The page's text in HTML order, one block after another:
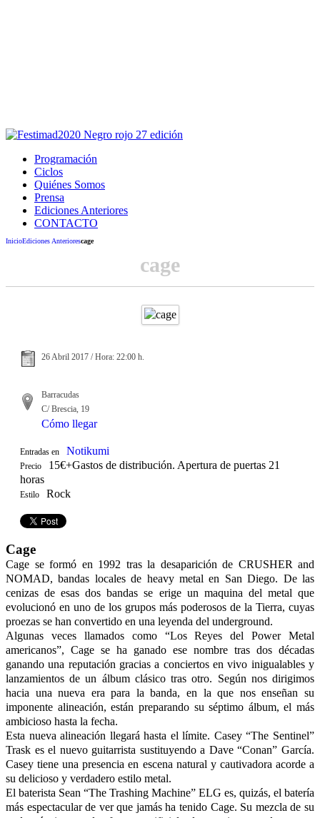
Programación
Ciclos
Quiénes Somos
Prensa
Ediciones Anteriores
CONTACTO
InicioEdiciones Anteriorescage
cage
26 Abril 2017 / Hora: 22:00 h.
Barracudas
C/ Brescia, 19
Cómo llegar
Entradas en Notikumi
Precio
15€+Gastos de distribución. Apertura de puertas 21
horas
Estilo Rock
Cage
Cage se formó en 1992 tras la desaparición de CRUSHER and
NOMAD, bandas locales de heavy metal en San Diego. De las
cenizas de esas dos bandas se erige un maquina del metal que
evolucionó en uno de los grupos más poderosos de la Tierra, cuyas
proezas se han convertido en una leyenda del underground.
Algunas veces llamados como “Los Reyes del Power Metal
americanos”, Cage se ha ganado ese nombre tras dos décadas
ganando una reputación gracias a conciertos en vivo inigualables y
lanzamientos de un álbum clásico tras otro. Según nos dirigimos
hacia una nueva era para la banda, en la que nos enseñan su
imponente alineación, están preparando su séptimo álbum, el más
ambicioso hasta la fecha.
Esta nueva alineación llegará hasta el límite. Casey “The Sentinel”
Trask es el nuevo guitarrista sustituyendo a Dave “Conan” García.
Casey tiene una presencia en escena natural y cautivadora acorde a
su delicioso y verdadero estilo metal.
El baterista Sean “The Trashing Machine” ELG es, quizás, el batería
más espectacular de ver que jamás ha tenido Cage. Su mezcla de su